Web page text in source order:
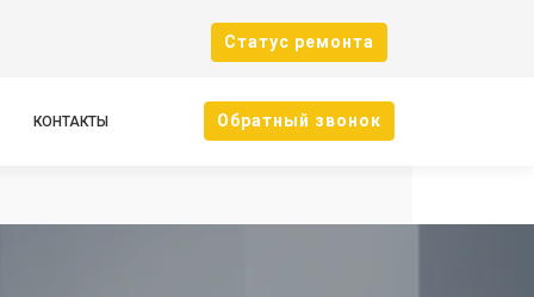
Cтатус ремонта
КОНТАКТЫ Oбратный звонок